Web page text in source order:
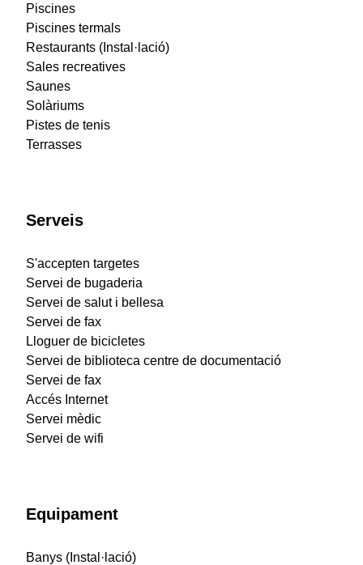
Piscines
Piscines termals
Restaurants (Instal·lació)
Sales recreatives
Saunes
Solàriums
Pistes de tenis
Terrasses
Serveis
S'accepten targetes
Servei de bugaderia
Servei de salut i bellesa
Servei de fax
Lloguer de bicicletes
Servei de biblioteca centre de documentació
Servei de fax
Accés Internet
Servei mèdic
Servei de wifi
Equipament
Banys (Instal·lació)